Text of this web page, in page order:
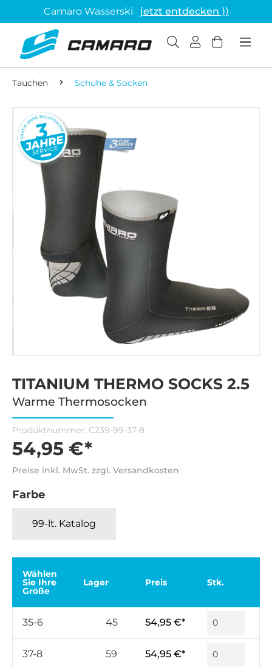
Camaro Wasserski jetzt entdecken ⟩⟩
Tauchen Schuhe & Socken
TITANIUM THERMO SOCKS 2.5
Warme Thermosocken
Produktnummer: C239-99-37-8
54,95 €*
Preise inkl. MwSt. zzgl. Versandkosten
Farbe
99-lt. Katalog
Wählen
Sie Ihre
Größe
Lager Preis Stk.
35-6 45 54,95 €*
37-8 59 54,95 €*